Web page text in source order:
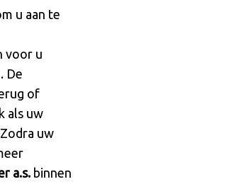
u aan te
voor u
De
of
als uw
uw
a.s. binnen